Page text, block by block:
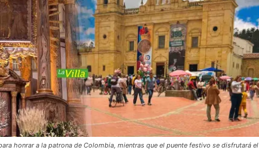
honrar a la patrona de Colombia, mientras que el puente festivo se disfrutará el